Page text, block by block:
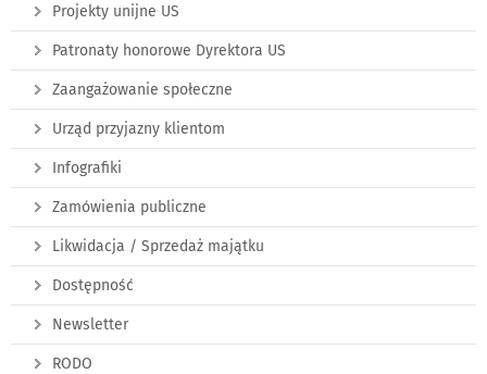
Projekty unijne US
Patronaty honorowe Dyrektora US
Zaangażowanie społeczne
Urząd przyjazny klientom
Infografiki
Zamówienia publiczne
Likwidacja / Sprzedaż majątku
Dostępność
Newsletter
RODO